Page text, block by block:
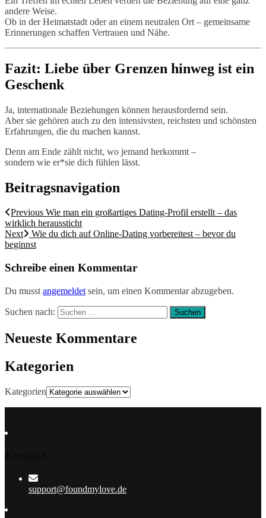
andere Weise.
Ob in der Heimatstadt oder an einem neutralen Ort – gemeinsame
Erinnerungen schaffen Vertrauen und Nähe.
Fazit: Liebe über Grenzen hinweg ist ein
Geschenk
Ja, internationale Beziehungen können herausfordernd sein.
Aber sie gehören auch zu den intensivsten, reichsten und schönsten
Erfahrungen, die du machen kannst.
Denn am Ende zählt nicht, wo jemand herkommt –
sondern wie er*sie dich fühlen lässt.
Beitragsnavigation
Previous Wie man ein großartiges Dating-Profil erstellt – das
wirklich heraussticht
Next
Wie du dich auf Online-Dating vorbereitest – bevor du
beginnst
Schreibe einen Kommentar
Du musst angemeldet sein, um einen Kommentar abzugeben.
Suchen nach:
Neueste Kommentare
Kategorien
Kategorien
support@foundmylove.de